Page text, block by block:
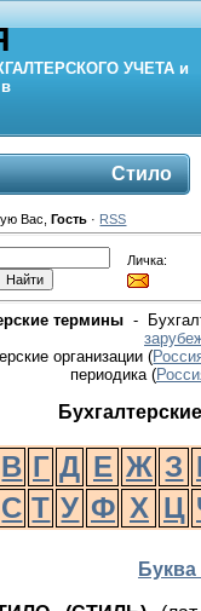
УЧЕТА и
Стило
Вас ,Гость · RSS
Личка:
термины-
организации (
периодика (
В Г Д Е Ж З
С Т У Ф Х Ц